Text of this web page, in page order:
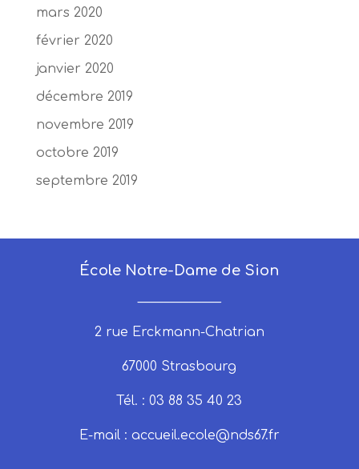
mars 2020
février 2020
janvier 2020
décembre 2019
novembre 2019
octobre 2019
septembre 2019
École Notre-Dame de Sion
2 rue Erckmann-Chatrian
67000 Strasbourg
Tél. : 03 88 35 40 23
E-mail : accueil.ecole@nds67.fr